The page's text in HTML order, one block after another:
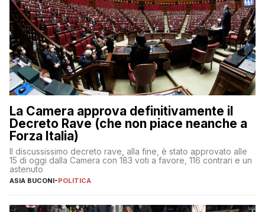
La Camera approva definitivamente il
Decreto Rave (che non piace neanche a
Forza Italia)
Il discussissimo decreto rave, alla fine, è stato approvato alle
15 di oggi dalla Camera con 183 voti a favore, 116 contrari e un
astenuto
ASIA BUCONI-POLITICA